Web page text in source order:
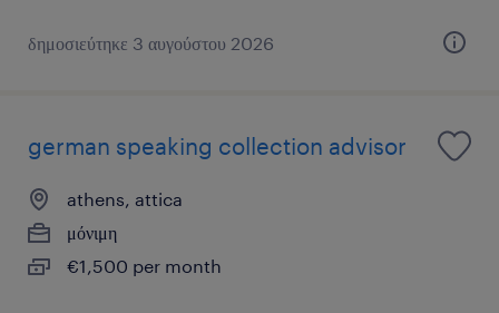
δημοσιεύτηκε 3 αυγούστου 2026
german speaking collection advisor
athens, attica
μόνιμη
€1,500 per month